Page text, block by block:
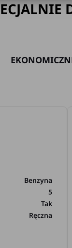
Benzyna
5
Tak
Ręczna